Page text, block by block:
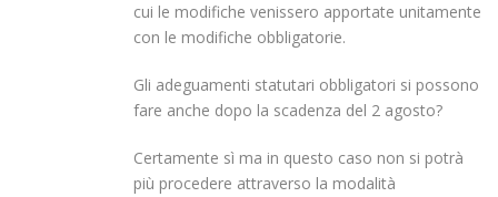
cui le modifiche venissero apportate unitamente
con le modifiche obbligatorie.
Gli adeguamenti statutari obbligatori si possono
fare anche dopo la scadenza del 2 agosto?
Certamente sì ma in questo caso non si potrà
più procedere attraverso la modalità